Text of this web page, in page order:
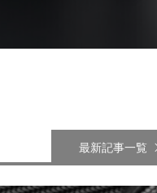
最新記事一覧